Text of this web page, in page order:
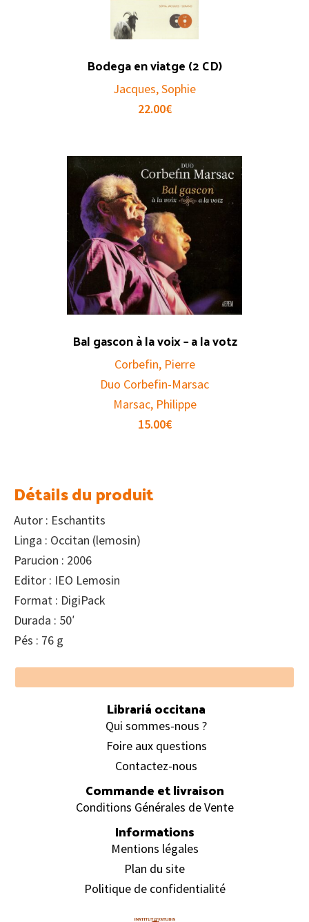
Bodega en viatge (2 CD)
Jacques, Sophie
22.00€
Bal gascon à la voix – a la votz
Corbefin, Pierre
Duo Corbefin-Marsac
Marsac, Philippe
15.00€
Détails du produit
Autor : Eschantits
Linga : Occitan (lemosin)
Parucion : 2006
Editor : IEO Lemosin
Format : DigiPack
Durada : 50′
Pés : 76 g
Footer
Librariá occitana
Qui sommes-nous ?
Foire aux questions
Contactez-nous
Commande et livraison
Conditions Générales de Vente
Informations
Mentions légales
Plan du site
Politique de confidentialité